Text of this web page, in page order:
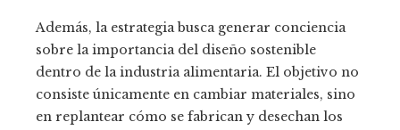
Además, la estrategia busca generar conciencia
sobre la importancia del diseño sostenible
dentro de la industria alimentaria. El objetivo no
consiste únicamente en cambiar materiales, sino
en replantear cómo se fabrican y desechan los